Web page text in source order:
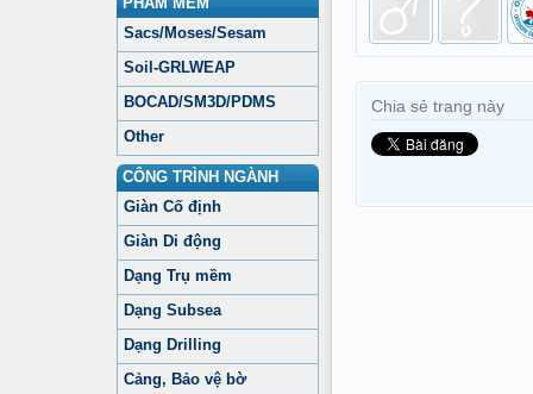
Sacs/Moses/Sesam
Soil-GRLWEAP
BOCAD/SM3D/PDMS
Other
CÔNG TRÌNH NGÀNH
Giàn Cố định
Giàn Di động
Dạng Trụ mềm
Dạng Subsea
Dạng Drilling
Cảng, Bảo vệ bờ
Chia sẻ trang này